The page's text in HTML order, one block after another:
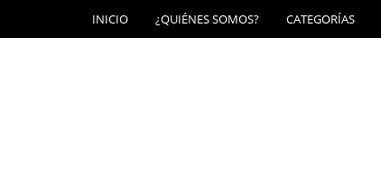
INICIO ¿QUIÉNES SOMOS? CATEGORÍAS